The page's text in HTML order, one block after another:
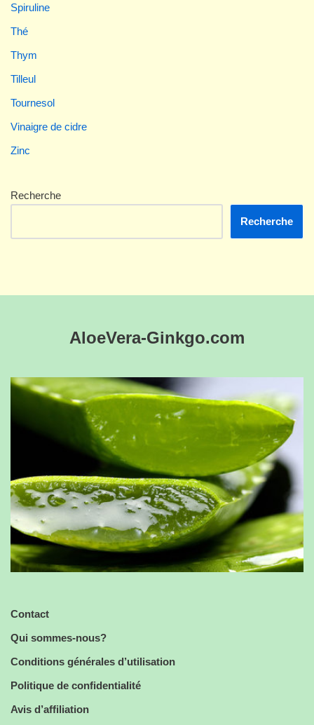
Spiruline
Thé
Thym
Tilleul
Tournesol
Vinaigre de cidre
Zinc
Recherche
Recherche
AloeVera-Ginkgo.com
Contact
Qui sommes-nous?
Conditions générales d’utilisation
Politique de confidentialité
Avis d’affiliation